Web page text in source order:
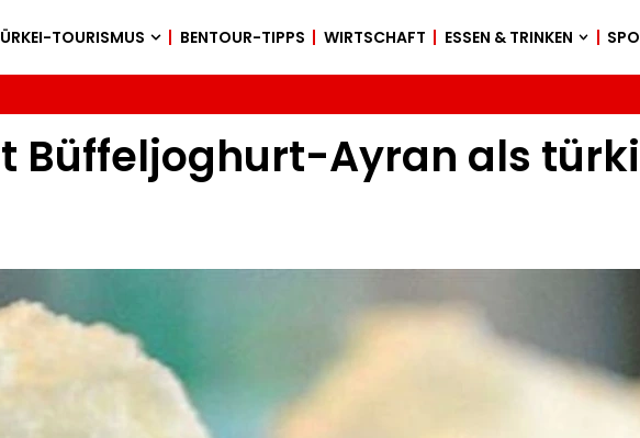
TOURISMUS BENTOUR-TIPPS WIRTSCHAFT ESSEN & TRINKEN
Büffeljoghurt-Ayran als